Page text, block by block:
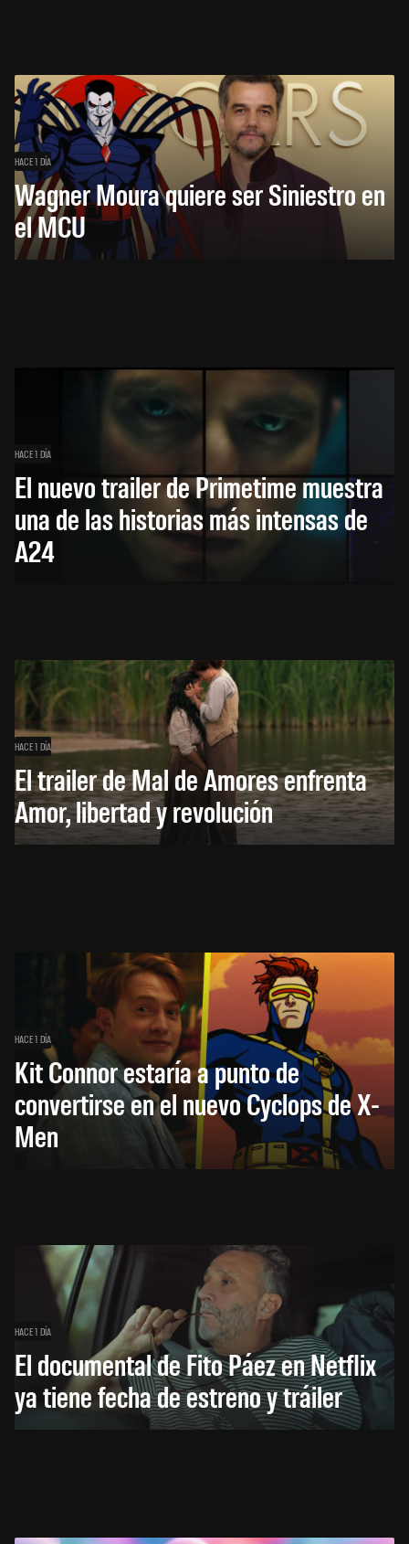
HACE 1 DÍA
Wagner Moura quiere ser Siniestro en
el MCU
HACE 1 DÍA
El nuevo trailer de Primetime muestra
una de las historias más intensas de
A24
HACE 1 DÍA
El trailer de Mal de Amores enfrenta
Amor, libertad y revolución
HACE 1 DÍA
Kit Connor estaría a punto de
convertirse en el nuevo Cyclops de X-
Men
HACE 1 DÍA
El documental de Fito Páez en Netflix
ya tiene fecha de estreno y tráiler